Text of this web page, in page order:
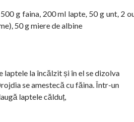
500 g faina, 200 ml lapte, 50 g unt, 2
50 g miere de albine
laptele la încălzit și în el se dizolva
se amestecă cu făina. Într-un
laptele călduț,